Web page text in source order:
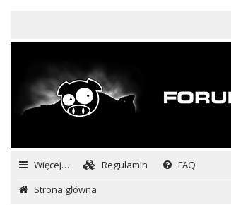
Więcej… Regulamin FAQ
Strona główna